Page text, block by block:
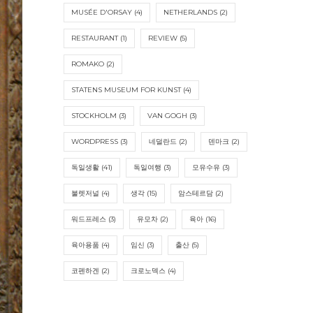
MUSÉE D'ORSAY (4) NETHERLANDS (2)
RESTAURANT(1) REVIEW (5)
ROMAKO (2)
STATENS MUSEUM FOR KUNST(4)
STOCKHOLM (3) VAN GOGH (3)
WORDPRESS (3) 네덜란드 (2) 덴마크 (2)
독일생활 (41) 독일여행 (3) 모유수유 (3)
불렛저널 (4) 생각 (15) 암스테르담 (2)
워드프레스 (3) 유모차 (2) 육아 (16)
육아용품 (4) 임신 (3) 출산 (5)
코펜하겐 (2) 크로노덱스 (4)